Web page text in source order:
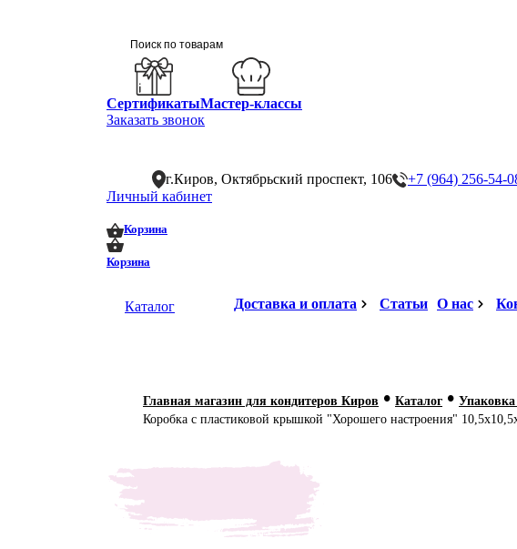
СертификатыМастер-классы
Заказать звонок
г.Киров, Октябрьский проспект, 106 +7 (964) 256-54-
Личный кабинет
Корзина
Корзина
Каталог Доставка и оплата Статьи О нас
Главная магазин для кондитеров Киров • Каталог •
Коробка с пластиковой крышкой "Хорошего настроения"